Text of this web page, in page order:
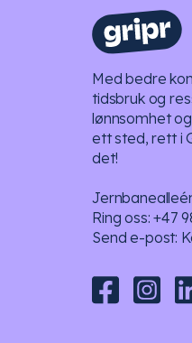
Med bedre
tidsbruk og
lønnsomhet
ett sted, rett i
det!
Ring oss:+47
Send e-post: